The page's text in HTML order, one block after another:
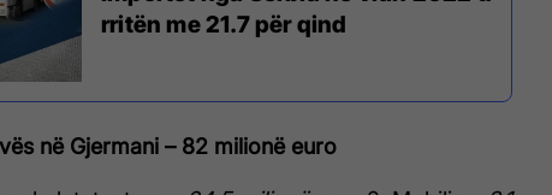
rritën me 21.7 për qind
në Gjermani – 82 milionë euro